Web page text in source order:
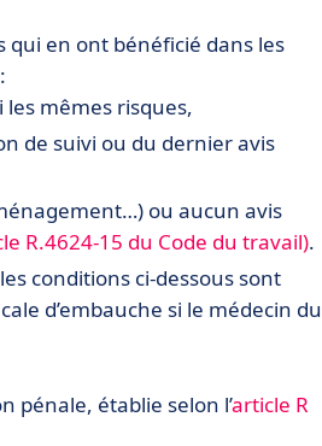
qui en ont bénéficié dans les
mêmes risques,
de suivi ou du dernier avis
ou aucun avis
R.4624-15 du Code du travail).
conditions ci-dessous sont
d’embauche si le médecin du
pénale, établie selon l’article R